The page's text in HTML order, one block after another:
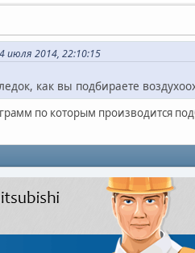
июля 2014, 22:10:15
как вы подбираете
по которым производится